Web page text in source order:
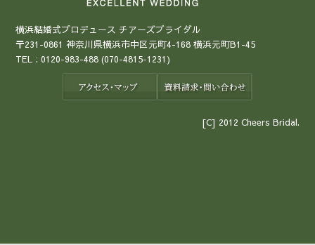
横浜結婚式プロデュース チアーズブライダル
〒231-0861 神奈川県横浜市中区元町4-168 横浜元町B1-45
TEL :0120-983-488 (070-4815-1231)
[C] 2012 Cheers Bridal.